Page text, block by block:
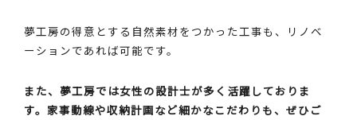
夢工房の得意とする自然素材をつかった工事も、リノベ
ーションであれば可能です。
また、夢工房では女性の設計士が多く活躍しておりま
す。家事動線や収納計画など細かなこだわりも、ぜひご